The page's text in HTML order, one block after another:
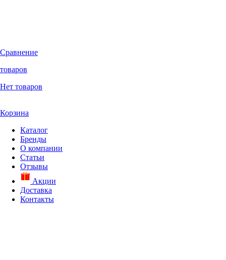
Сравнение
товаров
Нет товаров
Корзина
Каталог
Бренды
О компании
Статьи
Отзывы
Акции
Доставка
Контакты